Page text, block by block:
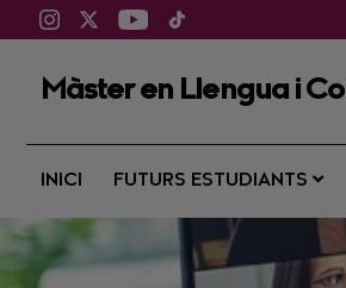
Màster en Llengua i
INICI FUTURS ESTUDIANTS